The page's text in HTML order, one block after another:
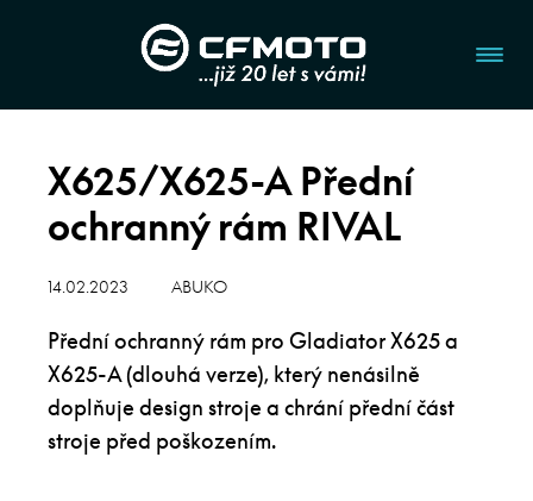
X625/X625-A Přední
ochranný rám RIVAL
14.02.2023 ABUKO
Přední ochranný rám pro Gladiator X625 a
X625-A (dlouhá verze), který nenásilně
doplňuje design stroje a chrání přední část
stroje před poškozením.